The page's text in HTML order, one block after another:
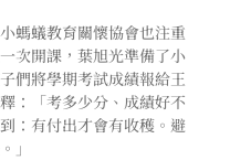
螞蟻教育關懷協會也注重
次開課，葉旭光準備了小
們將學期考試成績報給王
：「考多少分、成績好不
：有付出才會有收穫。避
」